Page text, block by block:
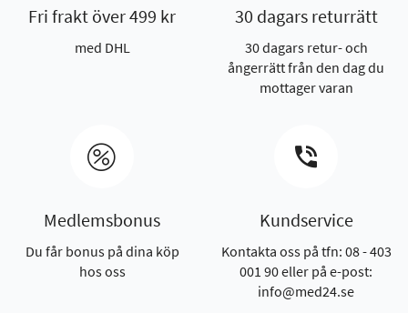
Fri frakt över 499 kr
med DHL
30 dagars returrätt
30 dagars retur- och
ångerrätt från den dag du
mottager varan
Medlemsbonus
Du får bonus på dina köp
hos oss
Kundservice
Kontakta oss på tfn: 08 - 403
001 90 eller på e-post:
info@med24.se